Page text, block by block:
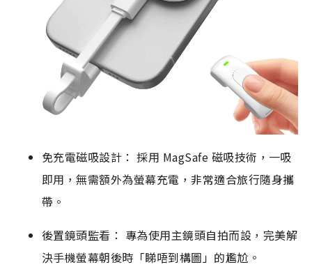
免充電磁吸設計： 採用 MagSafe 磁吸技術，一吸
即用，無需額外為螢幕充電，非常適合旅行隨身攜
帶。
後置鏡頭監看： 專為使用主鏡頭自拍而設，完美解
決手機螢幕朝後時「睇唔到構圖」的尷尬。